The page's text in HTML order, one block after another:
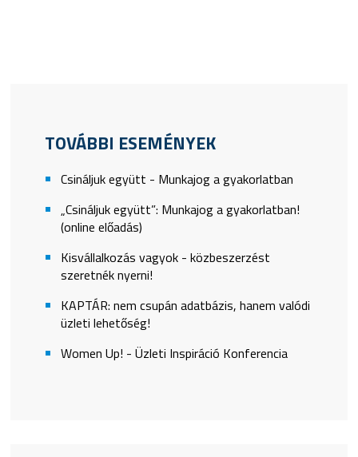
TOVÁBBI ESEMÉNYEK
Csináljuk együtt - Munkajog a gyakorlatban
„Csináljuk együtt”: Munkajog a gyakorlatban!
(online előadás)
Kisvállalkozás vagyok - közbeszerzést
szeretnék nyerni!
KAPTÁR: nem csupán adatbázis, hanem valódi
üzleti lehetőség!
Women Up! - Üzleti Inspiráció Konferencia